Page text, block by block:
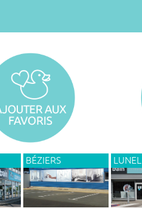
BÉZIERS LUNEL